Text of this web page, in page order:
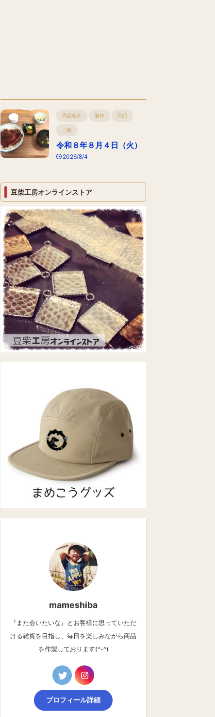
商品紹介 製作 日記
ご飯
令和８年８月４日（火）
2026/8/4
豆柴工房オンラインストア
mameshiba
『また会いたいな』とお客様に思っていただ
ける雑貨を目指し、毎日を楽しみながら商品
を作製しております(^-^)
プロフィール詳細